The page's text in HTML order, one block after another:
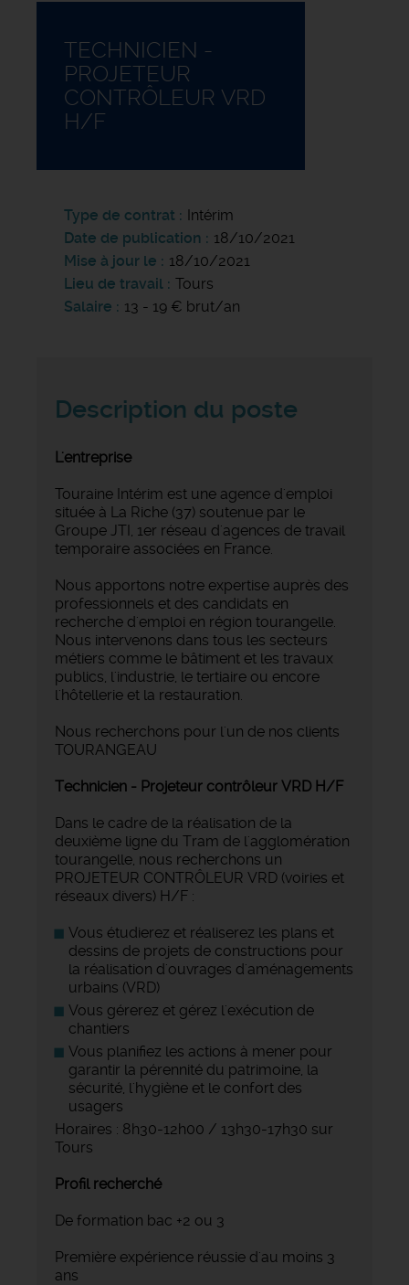
TECHNICIEN -
PROJETEUR
CONTRÔLEUR VRD
H/F
Type de contrat
Intérim
Date de publication
18/10/2021
Mise à jour le
18/10/2021
Lieu de travail
Tours
Salaire
13 - 19 € brut/an
Description du poste
L'entreprise
Touraine Intérim est une agence d'emploi
située à La Riche (37) soutenue par le
Groupe JTI, 1er réseau d'agences de travail
temporaire associées en France.
Nous apportons notre expertise auprès des
professionnels et des candidats en
recherche d'emploi en région tourangelle.
Nous intervenons dans tous les secteurs
métiers comme le bâtiment et les travaux
publics, l'industrie, le tertiaire ou encore
l'hôtellerie et la restauration.
Nous recherchons pour l'un de nos clients
TOURANGEAU
Technicien - Projeteur contrôleur VRD H/F
Dans le cadre de la réalisation de la
deuxième ligne du Tram de l'agglomération
tourangelle, nous recherchons un
PROJETEUR CONTRÔLEUR VRD (voiries et
réseaux divers) H/F :
Vous étudierez et réaliserez les plans et
dessins de projets de constructions pour
la réalisation d'ouvrages d'aménagements
urbains (VRD)
Vous gérerez et gérez l'exécution de
chantiers
Vous planifiez les actions à mener pour
garantir la pérennité du patrimoine, la
sécurité, l'hygiène et le confort des
usagers
Horaires : 8h30-12h00 / 13h30-17h30 sur
Tours
Profil recherché
De formation bac +2 ou 3
Première expérience réussie d'au moins 3
ans